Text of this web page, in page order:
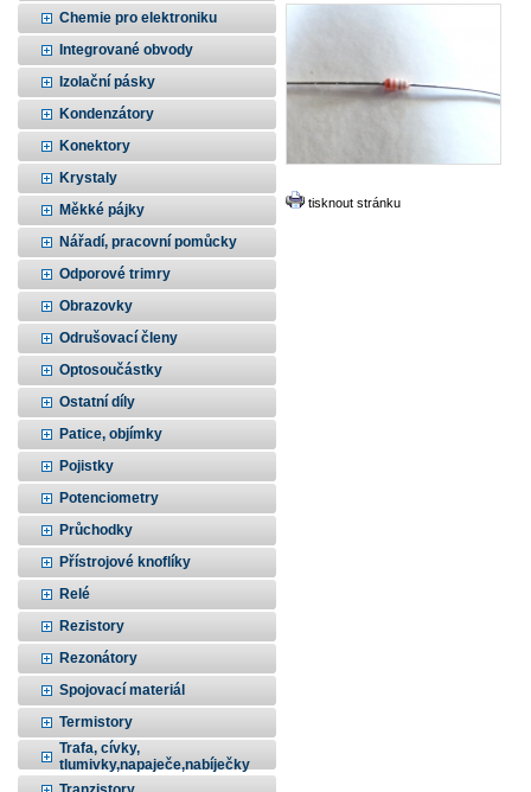
Chemie pro elektroniku
Integrované obvody
Izolační pásky
Kondenzátory
Konektory
Krystaly
Měkké pájky
Nářadí, pracovní pomůcky
Odporové trimry
Obrazovky
Odrušovací členy
Optosoučástky
Ostatní díly
Patice, objímky
Pojistky
Potenciometry
Průchodky
Přístrojové knoflíky
Relé
Rezistory
Rezonátory
Spojovací materiál
Termistory
Trafa, cívky,
tlumivky,napaječe,nabíječky
tisknout stránku